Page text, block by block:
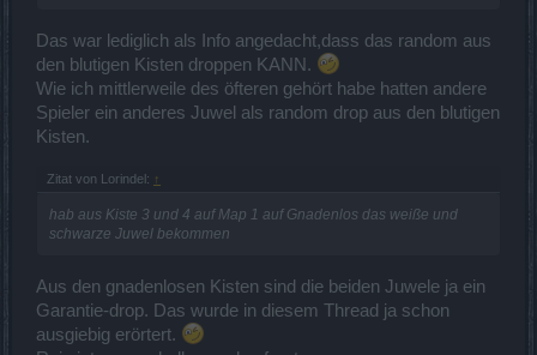
Das war lediglich als Info angedacht,dass das random aus
den blutigen Kisten droppen KANN.
Wie ich mittlerweile des öfteren gehört habe hatten andere
Spieler ein anderes Juwel als random drop aus den blutigen
Kisten.
Zitat von Lorindel: ↑
hab aus Kiste 3 und 4 auf Map 1 auf Gnadenlos das weiße und
schwarze Juwel bekommen
Aus den gnadenlosen Kisten sind die beiden Juwele ja ein
Garantie-drop. Das wurde in diesem Thread ja schon
ausgiebig erörtert.